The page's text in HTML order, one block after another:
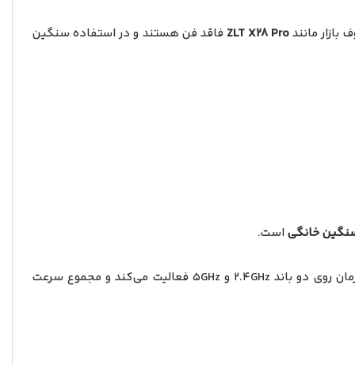
ZLT X28 Pro فاقد فن هستند و در استفاده سنگین
خانگیاست.
مجهز است؛ یعنی سرعت بالاتر، تأخیر کمتر و مدیریت هوشمند کاربران. این مودم به‌صورت هم‌زمان روی دو باند 2.4GHz و 5GHz فعالیت می‌کند و مجموع سرعت